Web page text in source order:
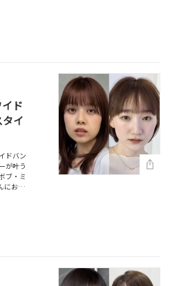
ド
イ
ドバン
が叶う
ブ・ミ
にお…